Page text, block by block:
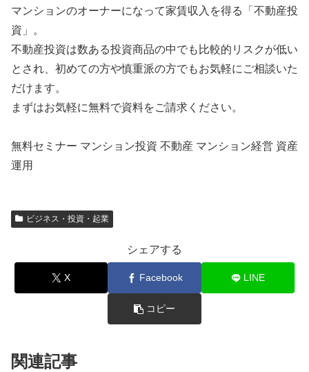
マンションのオーナーになって家賃収入を得る「不動産投
資」。
不動産投資は数ある投資商品の中でも比較的リスクが低い
とされ、初めての方や慎重派の方でもお気軽にご相談いた
だけます。
まずはお気軽に無料で資料をご請求ください。
無料セミナー マンション投資 不動産 マンション経営 資産
運用
ビジネス・投資・起業
シェアする
X Facebook LINE
コピー
関連記事